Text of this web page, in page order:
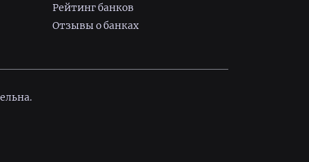
Рейтинг банков
Отзывы о банках